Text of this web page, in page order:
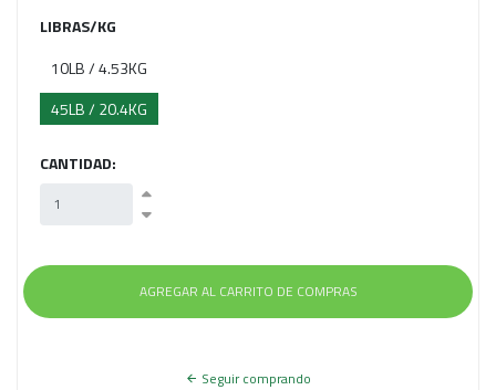
LIBRAS/KG
10LB / 4.53KG
45LB / 20.4KG
CANTIDAD:
Seguir comprando